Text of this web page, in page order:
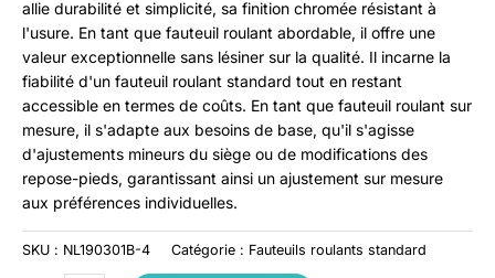
allie durabilité et simplicité, sa finition chromée résistant à
l'usure. En tant que fauteuil roulant abordable, il offre une
valeur exceptionnelle sans lésiner sur la qualité. Il incarne la
fiabilité d'un fauteuil roulant standard tout en restant
accessible en termes de coûts. En tant que fauteuil roulant sur
mesure, il s'adapte aux besoins de base, qu'il s'agisse
d'ajustements mineurs du siège ou de modifications des
repose-pieds, garantissant ainsi un ajustement sur mesure
aux préférences individuelles.
SKU : NL190301B-4 Catégorie : Fauteuils roulants standard